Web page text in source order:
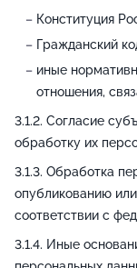
Конституция
Гражданский
иные
отношения,
Согласие
обработку их
Обработка
опубликованию
соответствии с
Иные